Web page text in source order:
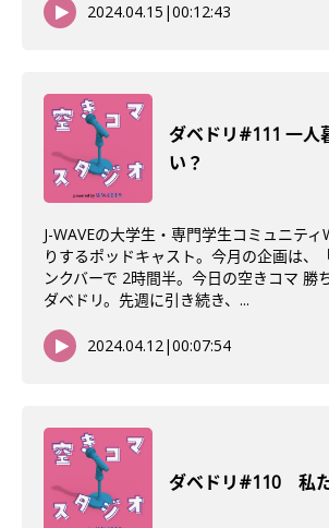
2024.04.15 |00:12:43
ダベドリ#111 一人
い？
J-WAVEの大学生・専門学生コミュニティ
りするポッドキャスト。今月の企画は、
ンクバーで 2時間半。今日の空きコマ 勝
ダベドリ。先週に引き続き、...
2024.04.12|00:07:54
ダベドリ#110 私